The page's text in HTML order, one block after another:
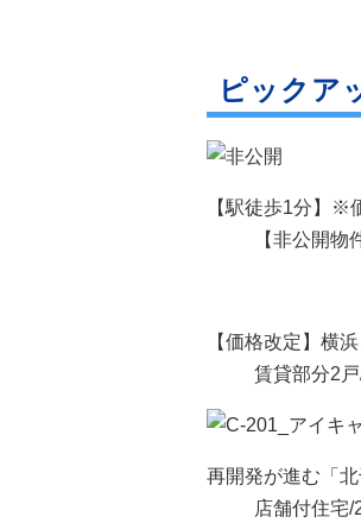
ピックア
【駅徒歩1分】※
【非公開
【価格改定】横
賃貸部分2
再開発が進む「
店舗付住宅